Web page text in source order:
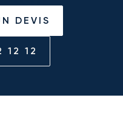
DEVIS
12 12